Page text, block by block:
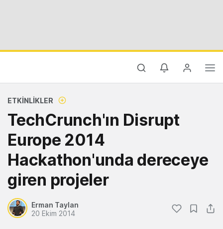
ETKINLIKLER
TechCrunch'ın Disrupt
Europe 2014
Hackathon'unda dereceye
giren projeler
Erman Taylan
20 Ekim 2014